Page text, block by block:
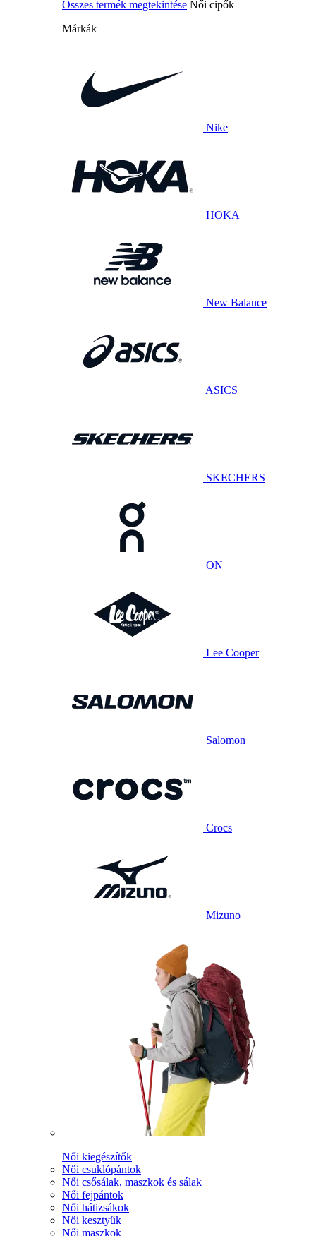
Összes termék megtekintése Női cipők
Márkák
Nike
HOKA
New Balance
ASICS
SKECHERS
ON
Lee Cooper
Salomon
Crocs
Mizuno
Női kiegészítők
Női csuklópántok
Női csősálak, maszkok és sálak
Női fejpántok
Női hátizsákok
Női kesztyűk
Női maszkok